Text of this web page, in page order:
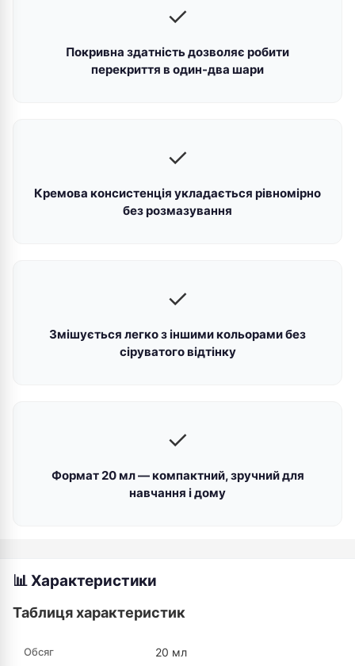
✓
Покривна здатність дозволяє робити
перекриття в один-два шари
✓
Кремова консистенція укладається рівномірно
без розмазування
✓
Змішується легко з іншими кольорами без
сіруватого відтінку
✓
Формат 20 мл — компактний, зручний для
навчання і дому
📊 Характеристики
Таблиця характеристик
Обсяг 20 мл